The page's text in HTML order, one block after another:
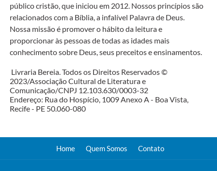
público cristão, que iniciou em 2012. Nossos princípios são
relacionados com a Bíblia, a infalível Palavra de Deus.
Nossa missão é promover o hábito da leitura e
proporcionar às pessoas de todas as idades mais
conhecimento sobre Deus, seus preceitos e ensinamentos.
Livraria Bereia. Todos os Direitos Reservados ©
2023/Associação Cultural de Literatura e
Comunicação/CNPJ 12.103.630/0003-32
Endereço: Rua do Hospício, 1009 Anexo A - Boa Vista,
Recife - PE 50.060-080
Home Quem Somos Contato